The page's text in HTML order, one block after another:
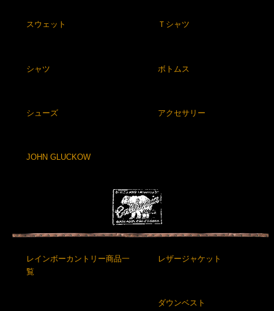
スウェット Ｔシャツ
シャツ ボトムス
シューズ アクセサリー
JOHN GLUCKOW
レインボーカントリー商品一
覧
レザージャケット
ダウンベスト